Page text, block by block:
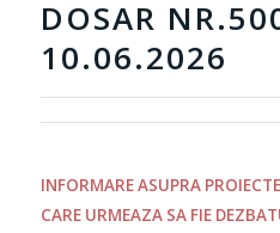
DOSAR
10.06.2026
INFORMARE ASUPRA
CARE URMEAZA SA FIE